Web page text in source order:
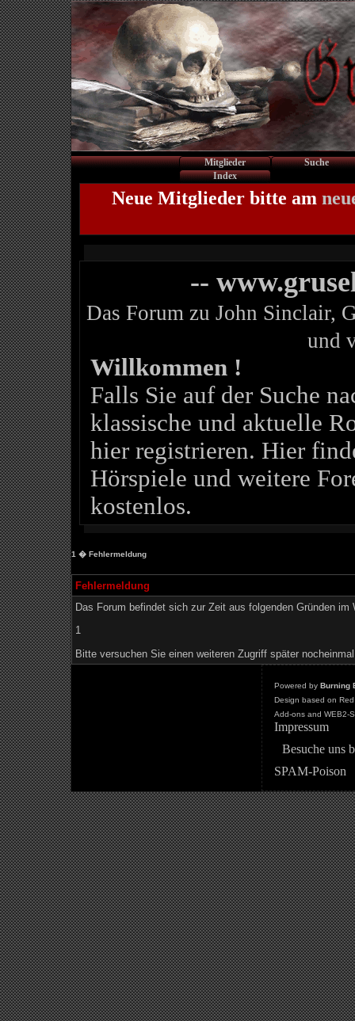
Mitglieder
Suche
Index
Neue Mitglieder bitte am
--
Das Forum zu John Sinclair,
und
Willkommen !
Falls Sie auf der Suche
klassische und aktuelle
hier registrieren. Hier
Hörspiele und weitere
kostenlos.
1 � Fehlermeldung
Fehlermeldung
Das Forum befindet sich zur Zeit aus folgenden Gründen im
1
Bitte versuchen Sie einen weiteren Zugriff später
Powered by Burning
Design based on
Add-ons and WEB2-
Impressum
Besuche uns
SPAM-Poison